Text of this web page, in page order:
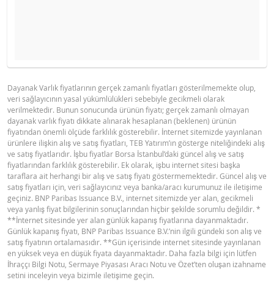
Ürün primi doğru hesaplanamayacak kadar düşüktü,
makinesini devre dışı bıraktık.
YASAL DOKÜMANLAR
BNPP SPK ONAYLI OZET (12 MAYIS
2026 IHRACI)
BNPP SPK ONAYLI SERMAYE PIYASASI
ARACI NOTU (12 MAYIS 2026 IHRACI) 1
BNPP SPK ONAYLI SERMAYE PIYASASI
ARACI NOTU (12 MAYIS 2026 IHRACI) 2
PDF
FIYAT BILGISI
GÖSTERGE FIYAT TABLOSU
Hesaplayıcı sonuçları yalnızca bilgi amaçlı sunulmuştur,
endikatiftir ve herhangi bir BNP Paribas Grup şirketinin bu tür
teklifine veya taahhüdüne konu olamaz.
DAYANAK VARLIK FIYAT
SEVIYESI
VARANT GÖSTERGE FIYAT
SEVIYESI
279,95
0,009
279,4
0,009
278,85
0,008
278,3
0,008
277,75
0,007
277,2
Dayanak Varlık fiyatlarının gerçek zamanlı fiyatları gösterilmemekte olup,
veri sağlayıcının yasal yükümlülükleri sebebiyle gecikmeli olarak
verilmektedir. Bunun sonucunda ürünün fiyatı; gerçek zamanlı olmayan
dayanak varlık fiyatı dikkate alınarak hesaplanan (beklenen) ürünün
fiyatından önemli ölçüde farklılık gösterebilir. İnternet sitemizde yayınlanan
ürünlere ilişkin alış ve satış fiyatları, TEB Yatırım’ın gösterge niteliğindeki alış
ve satış fiyatlarıdır. İşbu fiyatlar Borsa İstanbul’daki güncel alış ve satış
fiyatlarından farklılık gösterebilir. Ek olarak, işbu internet sitesi başka
taraflara ait herhangi bir alış ve satış fiyatı göstermemektedir. Güncel alış ve
satış fiyatları için, veri sağlayıcınız veya banka/aracı kurumunuz ile iletişime
geçiniz. BNP Paribas Issuance B.V., internet sitemizde yer alan, gecikmeli
veya yanlış fiyat bilgilerinin sonuçlarından hiçbir şekilde sorumlu değildir. *
**İnternet sitesinde yer alan günlük kapanış fiyatlarına dayanmaktadır.
Günlük kapanış fiyatı, BNP Paribas Issuance B.V.’nin ilgili gündeki son alış ve
satış fiyatının ortalamasıdır. **Gün içerisinde internet sitesinde yayınlanan
en yüksek veya en düşük fiyata dayanmaktadır. Daha fazla bilgi için lütfen
İhraççı Bilgi Notu, Sermaye Piyasası Aracı Notu ve Özet’ten oluşan izahname
setini inceleyin veya bizimle iletişime geçin.